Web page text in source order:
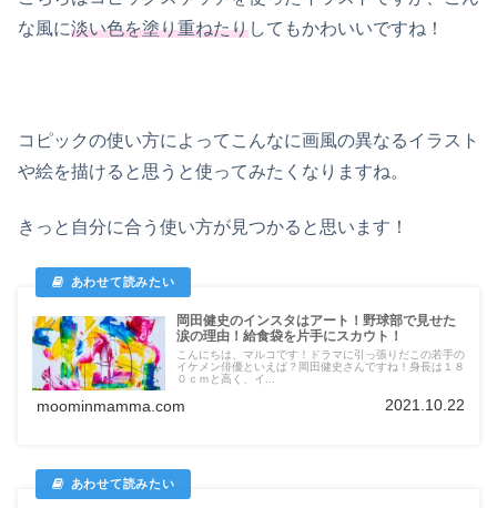
な風に淡い色を塗り重ねたりしてもかわいいですね！
コピックの使い方によってこんなに画風の異なるイラスト
や絵を描けると思うと使ってみたくなりますね。
きっと自分に合う使い方が見つかると思います！
岡田健史のインスタはアート！野球部で見せた
涙の理由！給食袋を片手にスカウト！
こんにちは、マルコです！ドラマに引っ張りだこの若手の
イケメン俳優といえば？岡田健史さんですね！身長は１８
０ｃｍと高く、イ...
moominmamma.com 2021.10.22